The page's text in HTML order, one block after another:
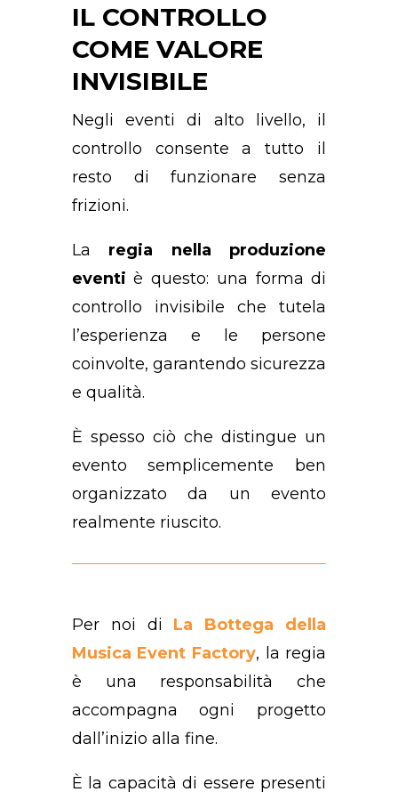
IL CONTROLLO
COME VALORE
INVISIBILE
Negli eventi di alto livello, il
controllo consente a tutto il
resto di funzionare senza
frizioni.
La regia nella produzione
eventiè questo: una forma di
controllo invisibile che tutela
l’esperienza e le persone
coinvolte, garantendo sicurezza
e qualità.
È spesso ciò che distingue un
evento semplicemente ben
organizzato da un evento
realmente riuscito.
Per noi di La Bottega della
Musica Event Factory, la regia
è una responsabilità che
accompagna ogni progetto
dall’inizio alla fine.
È la capacità di essere presenti